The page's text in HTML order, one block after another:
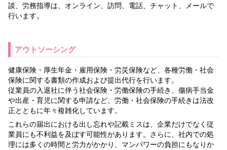
談、労務指導は、オンライン、訪問、電話、チャット、メールで
行います。
アウトソーシング
健康保険・厚生年金・雇用保険・労災保険など、各種労働・社会
保険に関する書類の作成および提出代行を行います。
従業員の入退社に伴う社会保険・労働保険の手続き、傷病手当金
や出産・育児に関する申請など、労働・社会保険の手続きは法改
正とともに年々複雑化しています。
これらの届出における出し忘れや記載ミスは、企業だけでなく従
業員にも不利益を及ぼす可能性があります。さらに、社内での処
理には多くの時間と労力がかかり、マンパワーの負担にもなりか